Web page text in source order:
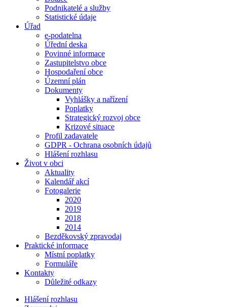
Podnikatelé a služby
Statistické údaje
Úřad
e-podatelna
Úřední deska
Povinné informace
Zastupitelstvo obce
Hospodaření obce
Územní plán
Dokumenty
Vyhlášky a nařízení
Poplatky
Strategický rozvoj obce
Krizové situace
Profil zadavatele
GDPR - Ochrana osobních údajů
Hlášení rozhlasu
Život v obci
Aktuality
Kalendář akcí
Fotogalerie
2020
2019
2018
2014
Bezděkovský zpravodaj
Praktické informace
Místní poplatky
Formuláře
Kontakty
Důležité odkazy
Hlášení rozhlasu